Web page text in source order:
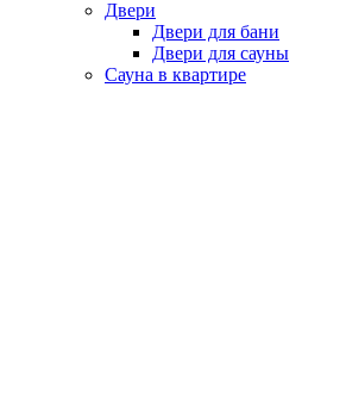
Двери
Двери для бани
Двери для сауны
Сауна в квартире